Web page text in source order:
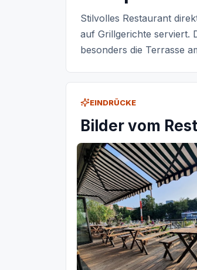
Stilvolles Restaurant
auf Grillgerichte serviert.
besonders die Terrasse
EINDRÜCKE
Bilder vom